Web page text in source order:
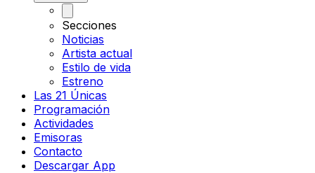
Secciones
Noticias
Artista actual
Estilo de vida
Estreno
Las 21 Únicas
Programación
Actividades
Emisoras
Contacto
Descargar App